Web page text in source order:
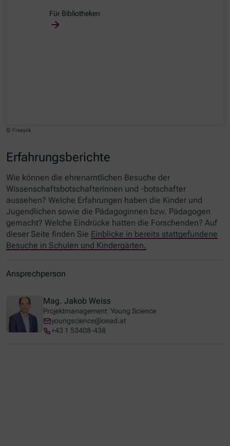
Für Bibliotheken
© Freepik
Erfahrungsberichte
Wie können die ehrenamtlichen Besuche der
Wissenschaftsbotschafterinnen und -botschafter
aussehen? Welche Erfahrungen haben die Kinder und
Jugendlichen sowie die Pädagoginnen bzw. Pädagogen
gemacht? Welche Eindrücke hatten die Forschenden? Auf
dieser Seite finden Sie Einblicke in bereits stattgefundene
Besuche in Schulen und Kindergärten.
Ansprechperson
Mag. Jakob Weiss
Projektmanagement: Young Science
youngscience@oead.at
+43 1 53408-438